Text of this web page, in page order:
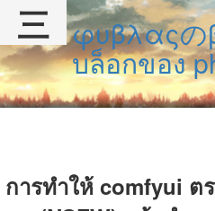
φυβλαςの
บล็อกของ
การทำให้ comfyui ต
三